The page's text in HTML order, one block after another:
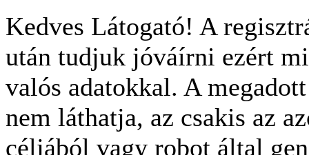
Kedves Látogató! A
után tudjuk jóváírni ezért
valós adatokkal. A
nem láthatja, az csakis az
céljából vagy robot által